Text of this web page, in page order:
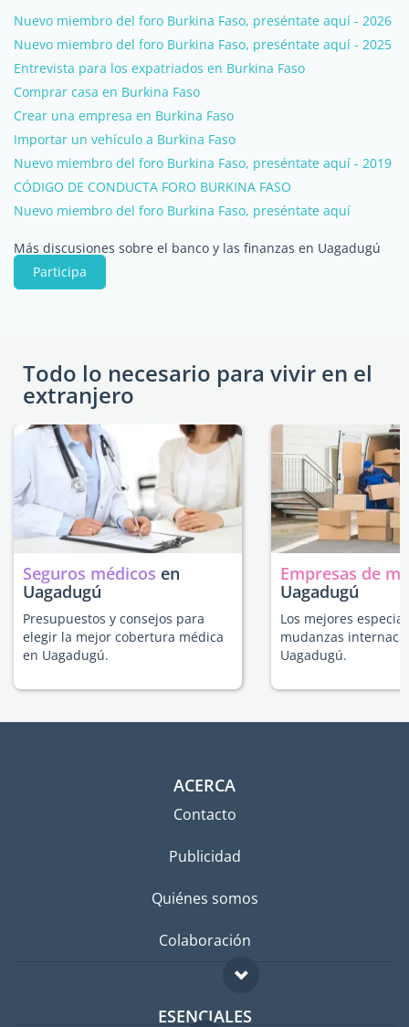
Nuevo miembro del foro Burkina Faso, preséntate aquí - 2026
Nuevo miembro del foro Burkina Faso, preséntate aquí - 2025
Entrevista para los expatriados en Burkina Faso
Comprar casa en Burkina Faso
Crear una empresa en Burkina Faso
Importar un vehículo a Burkina Faso
Nuevo miembro del foro Burkina Faso, preséntate aquí - 2019
CÓDIGO DE CONDUCTA FORO BURKINA FASO
Nuevo miembro del foro Burkina Faso, preséntate aquí
Más discusiones sobre el banco y las finanzas en Uagadugú
Participa
Todo lo necesario para vivir en el
extranjero
Seguros médicos en
Uagadugú
Presupuestos y consejos para
elegir la mejor cobertura médica
en Uagadugú.
Empresas de
Uagadugú
Los mejores
mudanzas
Uagadugú.
ACERCA
Contacto
Publicidad
Quiénes somos
Colaboración
ESENCIALES